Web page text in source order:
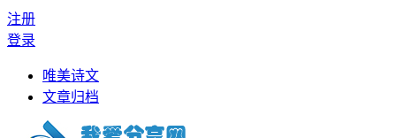
注册
登录
唯美诗文
文章归档